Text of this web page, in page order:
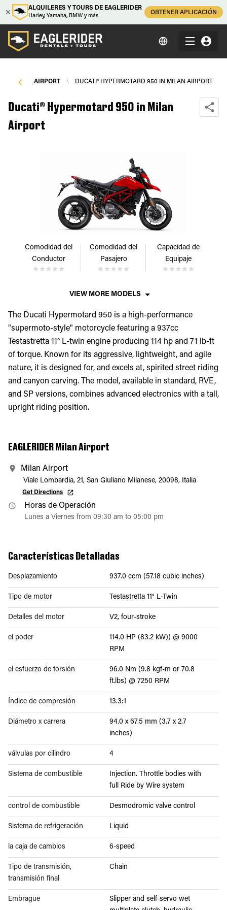
ALQUILERES Y TOURS DE EAGLERIDER
Harley, Yamaha, BMW y más
OBTENER APLICACIÓN
MILAN AIRPORT \ DUCATI® HYPERMOTARD 950 IN MILAN AIRPORT
Ducati® Hypermotard 950 in Milan
Airport
Comodidad del
Conductor
Comodidad del
Pasajero
Capacidad de
Equipaje
VIEW MORE MODELS
The Ducati Hypermotard 950 is a high-performance
"supermoto-style" motorcycle featuring a 937cc
Testastretta 11° L-twin engine producing 114 hp and 71 lb-ft
of torque. Known for its aggressive, lightweight, and agile
nature, it is designed for, and excels at, spirited street riding
and canyon carving. The model, available in standard, RVE,
and SP versions, combines advanced electronics with a tall,
upright riding position.
EAGLERIDER Milan Airport
Milan Airport
Viale Lombardia, 21, San Giuliano Milanese, 20098, Italia
Get Directions
Horas de Operación
Lunes a Viernes from 09:30 am to 05:00 pm
Características Detalladas
Desplazamiento 937.0 ccm (57.18 cubic inches)
Tipo de motor Testastretta 11° L-Twin
Detalles del motor V2, four-stroke
el poder
114.0 HP (83.2 kW)) @ 9000
RPM
el esfuerzo de torsión
96.0 Nm (9.8 kgf-m or 70.8
ft.lbs) @ 7250 RPM
Índice de compresión 13.3:1
Diámetro x carrera
94.0 x 67.5 mm (3.7 x 2.7
inches)
válvulas por cilindro 4
Sistema de combustible
Injection. Throttle bodies with
full Ride by Wire system
control de combustible Desmodromic valve control
Sistema de refrigeración Liquid
la caja de cambios 6-speed
Tipo de transmisión,
transmisión final
Chain
Embrague
Slipper and self-servo wet